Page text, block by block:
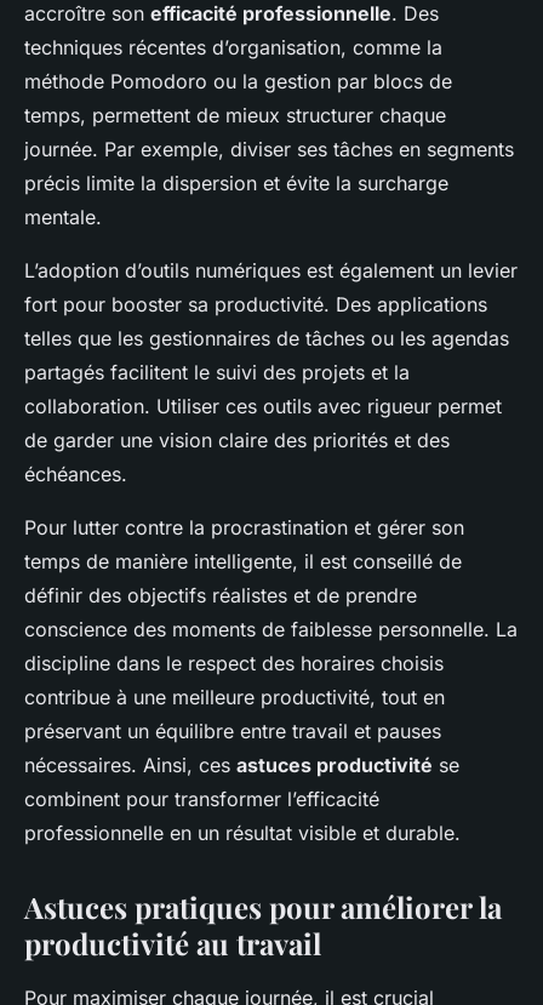
Alya 28 avril 2025 • 5 min de lecture
accroître son efficacité professionnelle. Des
techniques récentes d’organisation, comme la
méthode Pomodoro ou la gestion par blocs de
temps, permettent de mieux structurer chaque
journée. Par exemple, diviser ses tâches en segments
précis limite la dispersion et évite la surcharge
mentale.
L’adoption d’outils numériques est également un levier
fort pour booster sa productivité. Des applications
telles que les gestionnaires de tâches ou les agendas
partagés facilitent le suivi des projets et la
collaboration. Utiliser ces outils avec rigueur permet
de garder une vision claire des priorités et des
échéances.
Pour lutter contre la procrastination et gérer son
temps de manière intelligente, il est conseillé de
définir des objectifs réalistes et de prendre
conscience des moments de faiblesse personnelle. La
discipline dans le respect des horaires choisis
contribue à une meilleure productivité, tout en
préservant un équilibre entre travail et pauses
nécessaires. Ainsi, ces astuces productivité se
combinent pour transformer l’efficacité
professionnelle en un résultat visible et durable.
Astuces pratiques pour améliorer la
productivité au travail
Pour maximiser chaque journée, il est crucial